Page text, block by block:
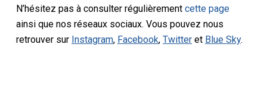
N’hésitez pas à consulter régulièrementcette page
ainsi que nos réseaux sociaux. Vous pouvez nous
retrouver sur Instagram, Facebook,Twitter et Blue Sky.